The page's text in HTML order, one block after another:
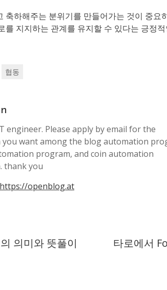
축하해주는 분위기를 만들어가는 것이 중
를 지지하는 관계를 유지할 수 있다는 긍정
협동
engineer. Please apply by email for the
want among the blog automation
program, and coin automation
thank you
https://openblog.at
의미와 뜻풀이 타로에서